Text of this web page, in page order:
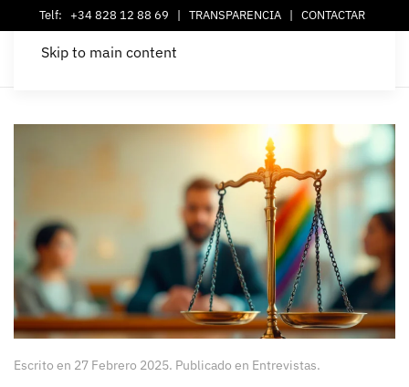
Telf: +34 828 12 88 69 | TRANSPARENCIA | CONTACTAR
Skip to main content
Escrito en 27 Febrero 2025. Publicado en Entrevistas.